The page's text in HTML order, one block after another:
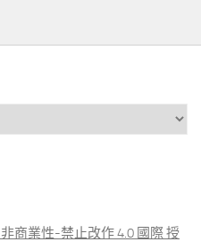
商業性-禁止改作 4.0 國際 授